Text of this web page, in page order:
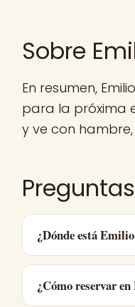
Sobre
En resumen,
para la próxima
y ve con
¿Dónde está
¿Cómo reservar